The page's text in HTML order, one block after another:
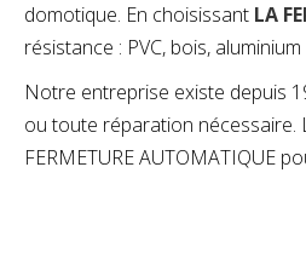
domotique. En choisissant LA
résistance : PVC, bois,
Notre entreprise existe depuis
ou toute réparation nécessaire.
FERMETURE AUTOMATIQUE